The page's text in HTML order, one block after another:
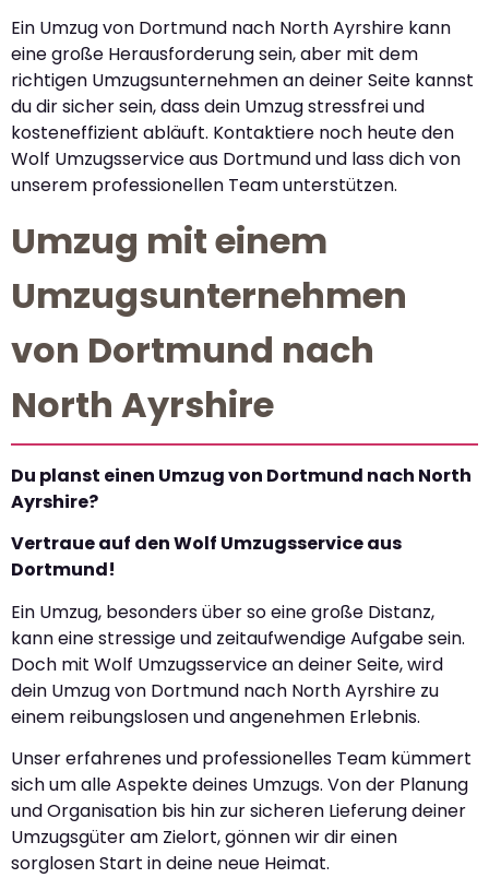
Ein Umzug von Dortmund nach North Ayrshire kann
eine große Herausforderung sein, aber mit dem
richtigen Umzugsunternehmen an deiner Seite kannst
du dir sicher sein, dass dein Umzug stressfrei und
kosteneffizient abläuft. Kontaktiere noch heute den
Wolf Umzugsservice aus Dortmund und lass dich von
unserem professionellen Team unterstützen.
Umzug mit einem
Umzugsunternehmen
von Dortmund nach
North Ayrshire
Du planst einen Umzug von Dortmund nach North
Ayrshire?
Vertraue auf den Wolf Umzugsservice aus
Dortmund!
Ein Umzug, besonders über so eine große Distanz,
kann eine stressige und zeitaufwendige Aufgabe sein.
Doch mit Wolf Umzugsservice an deiner Seite, wird
dein Umzug von Dortmund nach North Ayrshire zu
einem reibungslosen und angenehmen Erlebnis.
Unser erfahrenes und professionelles Team kümmert
sich um alle Aspekte deines Umzugs. Von der Planung
und Organisation bis hin zur sicheren Lieferung deiner
Umzugsgüter am Zielort, gönnen wir dir einen
sorglosen Start in deine neue Heimat.